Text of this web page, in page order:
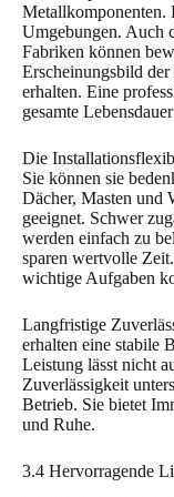
Metallkomponenten.
Umgebungen. Auch
Fabriken können
Erscheinungsbild
erhalten. Eine
gesamte
Die
Sie können sie
Dächer, Masten und
geeignet. Schwer
werden einfach zu
sparen wertvolle
wichtige Aufgaben
Langfristige
erhalten eine stabile
Leistung lässt nicht
Zuverlässigkeit
Betrieb. Sie bietet
und Ruhe.
3.4 Hervorragende